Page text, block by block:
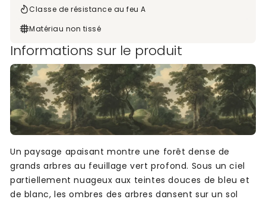
Classe de résistance au feu A
Matériau non tissé
Informations sur le produit
Un paysage apaisant montre une forêt dense de
grands arbres au feuillage vert profond. Sous un ciel
partiellement nuageux aux teintes douces de bleu et
de blanc, les ombres des arbres dansent sur un sol